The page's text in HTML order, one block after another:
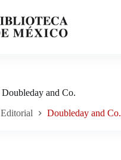
Doubleday and Co.
Editorial Doubleday and Co.